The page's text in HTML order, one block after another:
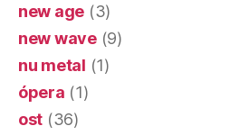
new age (3)
new wave(9)
nu metal (1)
ópera (1)
ost (36)